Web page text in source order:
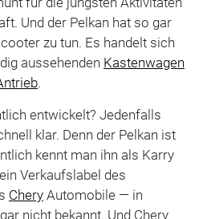
Und der Pelkan hat so gar
zu tun. Es handelt sich
aussehenden Kastenwagen
.
entwickelt? Jedenfalls
klar. Denn der Pelkan ist
kennt man ihn als Karry
Verkaufslabel des
CheryAutomobile — in
nicht bekannt. Und Chery